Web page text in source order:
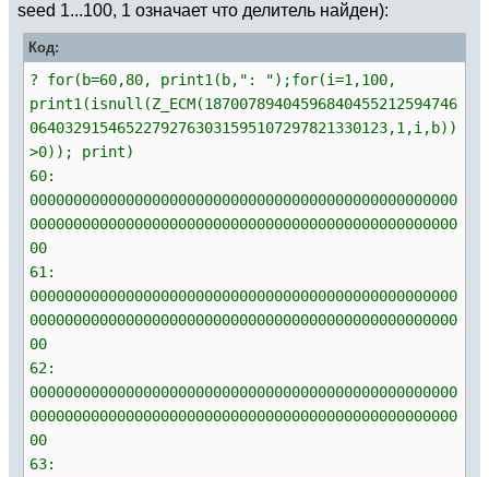
seed 1...100, 1 означает что делитель найден):
Код:
? for(b=60,80, print1(b,": ");for(i=1,100,
print1(isnull(Z_ECM(18700789404596840455212594746
06403291546522792763031595107297821330123,1,i,b))
>0)); print)
60:
0000000000000000000000000000000000000000000000000
0000000000000000000000000000000000000000000000000
00
61:
0000000000000000000000000000000000000000000000000
0000000000000000000000000000000000000000000000000
00
62:
0000000000000000000000000000000000000000000000000
0000000000000000000000000000000000000000000000000
00
63: